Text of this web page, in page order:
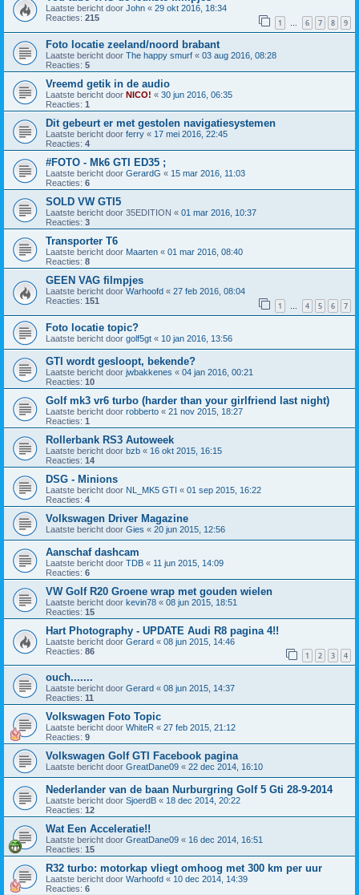
Laatste bericht door John « 29 okt 2016, 18:34
Reacties: 215 1 … 6 7 8 9
Foto locatie zeeland/noord brabant
Laatste bericht door The happy smurf « 03 aug 2016, 08:28
Reacties: 5
Vreemd getik in de audio
Laatste bericht door NICO! « 30 jun 2016, 06:35
Reacties: 1
Dit gebeurt er met gestolen navigatiesystemen
Laatste bericht door ferry « 17 mei 2016, 22:45
Reacties: 4
#FOTO - Mk6 GTI ED35 ;
Laatste bericht door GerardG « 15 mar 2016, 11:03
Reacties: 6
SOLD VW GTI5
Laatste bericht door 35EDITION « 01 mar 2016, 10:37
Reacties: 3
Transporter T6
Laatste bericht door Maarten « 01 mar 2016, 08:40
Reacties: 8
GEEN VAG filmpjes
Laatste bericht door Warhoofd « 27 feb 2016, 08:04
Reacties: 151 1 … 4 5 6 7
Foto locatie topic?
Laatste bericht door golf5gt « 10 jan 2016, 13:56
GTI wordt gesloopt, bekende?
Laatste bericht door jwbakkenes « 04 jan 2016, 00:21
Reacties: 10
Golf mk3 vr6 turbo (harder than your girlfriend last night)
Laatste bericht door robberto « 21 nov 2015, 18:27
Reacties: 1
Rollerbank RS3 Autoweek
Laatste bericht door bzb « 16 okt 2015, 16:15
Reacties: 14
DSG - Minions
Laatste bericht door NL_MK5 GTI « 01 sep 2015, 16:22
Reacties: 4
Volkswagen Driver Magazine
Laatste bericht door Gies « 20 jun 2015, 12:56
Aanschaf dashcam
Laatste bericht door TDB « 11 jun 2015, 14:09
Reacties: 6
VW Golf R20 Groene wrap met gouden wielen
Laatste bericht door kevin78 « 08 jun 2015, 18:51
Reacties: 15
Hart Photography - UPDATE Audi R8 pagina 4!!
Laatste bericht door Gerard « 08 jun 2015, 14:46
Reacties: 86 1 2 3 4
ouch.......
Laatste bericht door Gerard « 08 jun 2015, 14:37
Reacties: 11
Volkswagen Foto Topic
Laatste bericht door WhiteR « 27 feb 2015, 21:12
Reacties: 9
Volkswagen Golf GTI Facebook pagina
Laatste bericht door GreatDane09 « 22 dec 2014, 16:10
Nederlander van de baan Nurburgring Golf 5 Gti 28-9-2014
Laatste bericht door SjoerdB « 18 dec 2014, 20:22
Reacties: 12
Wat Een Acceleratie!!
Laatste bericht door GreatDane09 « 16 dec 2014, 16:51
Reacties: 15
R32 turbo: motorkap vliegt omhoog met 300 km per uur
Laatste bericht door Warhoofd « 10 dec 2014, 14:39
Reacties: 6